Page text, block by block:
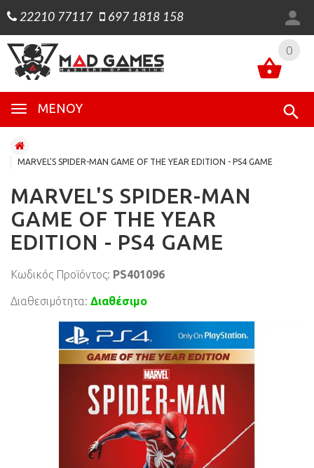
22210 77117 697 1818 158
0
ΜΕΝΟΎ
0
MARVEL'S SPIDER-MAN GAME OF THE YEAR EDITION - PS4 GAME
MARVEL'S SPIDER-MAN
GAME OF THE YEAR
EDITION - PS4 GAME
Κωδικός Προϊόντος: PS401096
Διαθεσιμότητα: Διαθέσιμο